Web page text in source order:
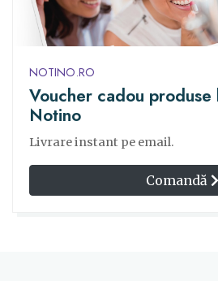
NOTINO.RO
Voucher cadou produse
Notino
Livrare instant pe email.
Comandă